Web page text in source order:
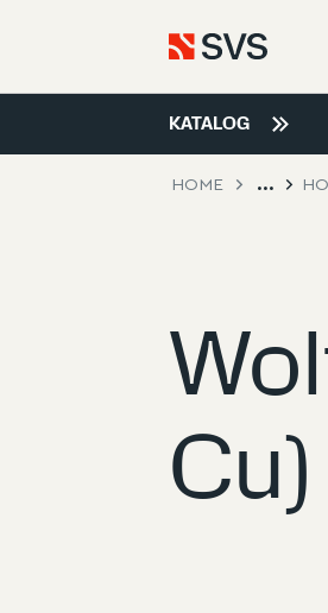
KATALOG
HOME ...
Cu)